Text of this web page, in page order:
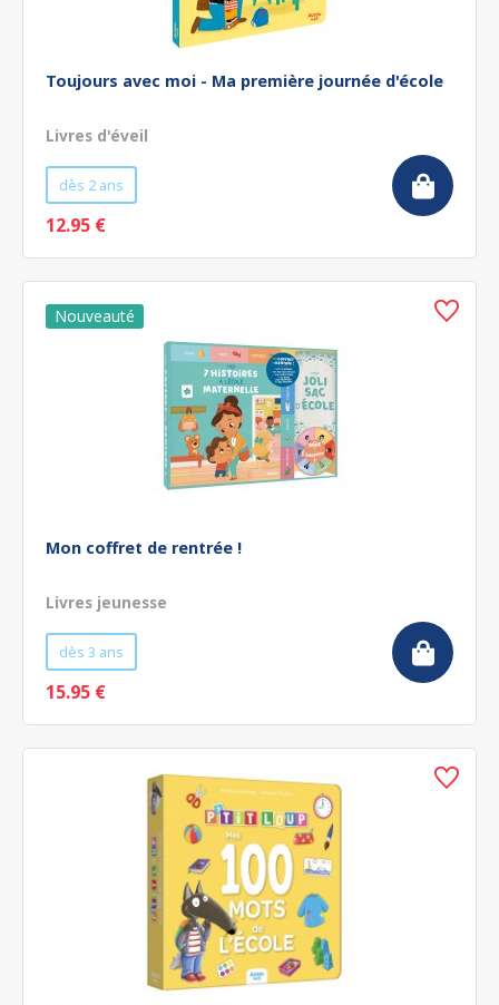
Toujours avec moi - Ma première journée d'école
Livres d'éveil
dès 2 ans
12.95 €
Mon coffret de rentrée !
Livres jeunesse
dès 3 ans
15.95 €